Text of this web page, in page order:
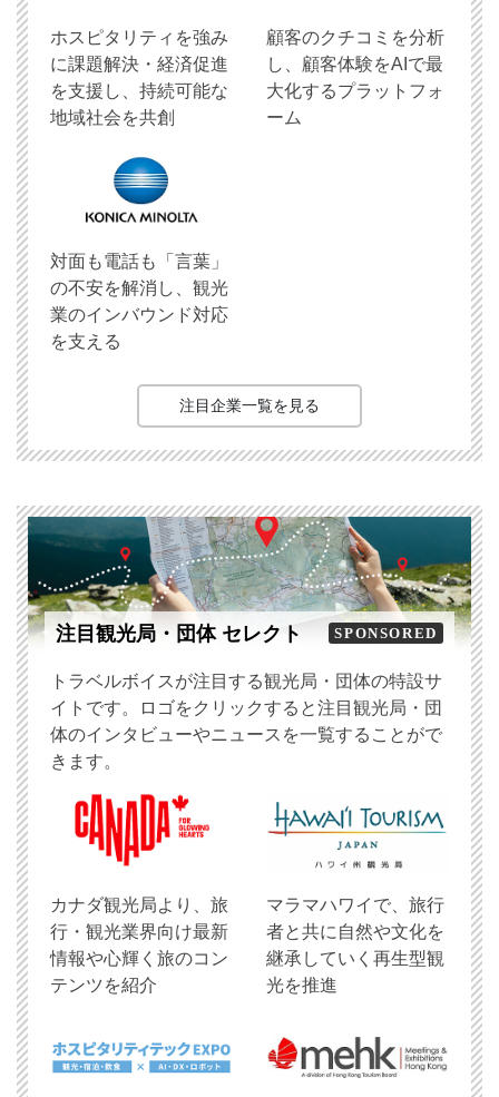
ホスピタリティを強み
に課題解決・経済促進
を支援し、持続可能な
地域社会を共創
顧客のクチコミを分析
し、顧客体験をAIで最
大化するプラットフォ
ーム
対面も電話も「言葉」
の不安を解消し、観光
業のインバウンド対応
を支える
注目企業一覧を見る
注目観光局・団体 セレクト SPONSORED
トラベルボイスが注目する観光局・団体の特設サ
イトです。ロゴをクリックすると注目観光局・団
体のインタビューやニュースを一覧することがで
きます。
​カナダ観光局より、旅
行・観光業界向け最新
情報や心輝く旅のコン
テンツを紹介
マラマハワイで、旅行
者と共に自然や文化を
継承していく再生型観
光を推進